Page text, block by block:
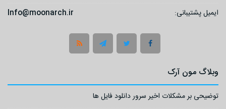
ایمیل پشتیبانی:
Info@moonarch.ir
وبلاگ مون آرک
توضیحی بر مشکلات اخیر سرور دانلود فایل ها